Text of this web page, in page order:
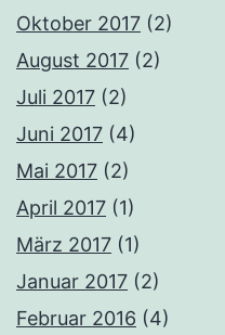
Oktober 2017 (2)
August 2017 (2)
Juli 2017 (2)
Juni 2017 (4)
Mai 2017 (2)
April 2017 (1)
März 2017 (1)
Januar 2017 (2)
Februar 2016 (4)